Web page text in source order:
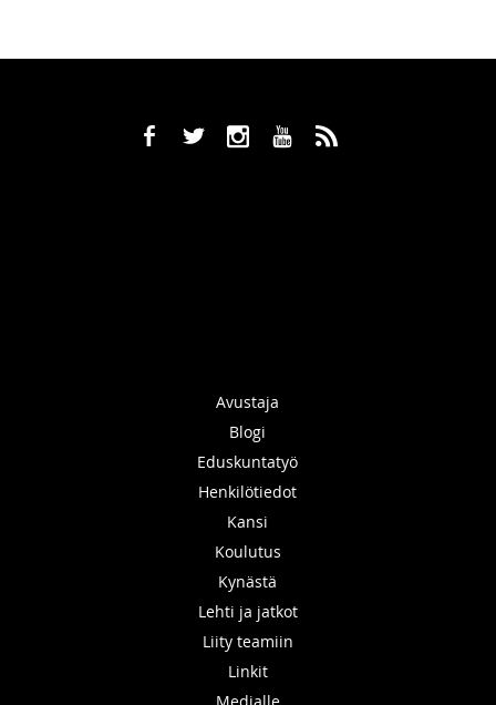
b a x r ,
Avustaja
Blogi
Eduskuntatyö
Henkilötiedot
Kansi
Koulutus
Kynästä
Lehti ja jatkot
Liity teamiin
Linkit